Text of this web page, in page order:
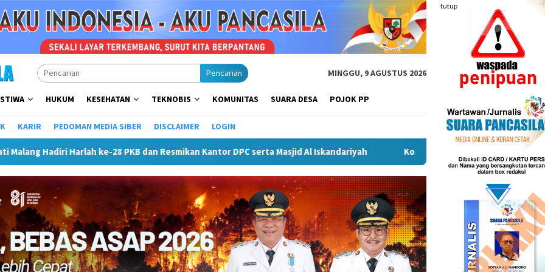
tutup
Pencarian MINGGU, 9 AGUSTUS 2026
HUKUM KESEHATAN TEKNOBIS KOMUNITAS SUARA DESA POJOK PP
KARIR PEDOMAN MEDIA SIBER DISCLAIMER LOGIN
dan Resmikan Kantor DPC serta Masjid Al Iskandariyah Kongres Kebudayaan Nusantara di Malang, Sekda Budiar